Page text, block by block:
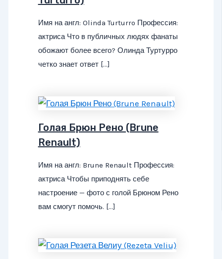
Имя на англ: Olinda Turturro Профессия:
актриса Что в публичных людях фанаты
обожают более всего? Олинда Туртурро
четко знает ответ […]
Голая Брюн Рено (Brune
Renault)
Имя на англ: Brune Renault Профессия:
актриса Чтобы приподнять себе
настроение — фото с голой Брюном Рено
вам смогут помочь. […]